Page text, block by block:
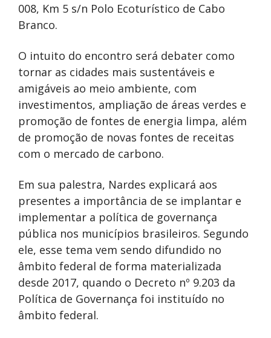
008, Km 5 s/n Polo Ecoturístico de Cabo
Branco.
O intuito do encontro será debater como
tornar as cidades mais sustentáveis e
amigáveis ao meio ambiente, com
investimentos, ampliação de áreas verdes e
promoção de fontes de energia limpa, além
de promoção de novas fontes de receitas
com o mercado de carbono.
Em sua palestra, Nardes explicará aos
presentes a importância de se implantar e
implementar a política de governança
pública nos municípios brasileiros. Segundo
ele, esse tema vem sendo difundido no
âmbito federal de forma materializada
desde 2017, quando o Decreto nº 9.203 da
Política de Governança foi instituído no
âmbito federal.